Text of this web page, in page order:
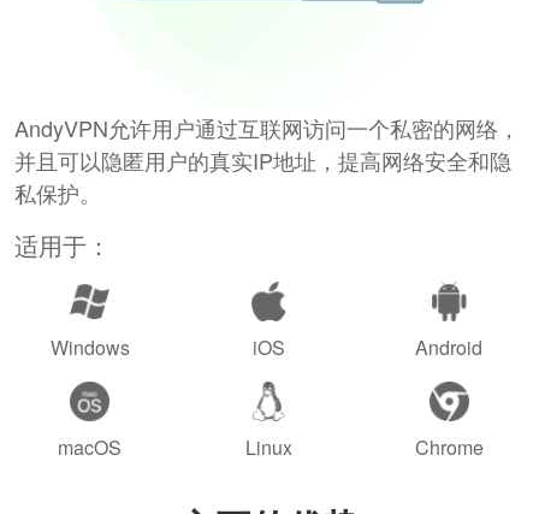
AndyVPN允许用户通过互联网访问一个私密的网络，
并且可以隐匿用户的真实IP地址，提高网络安全和隐
私保护。
适用于：
Windows iOS Android
macOS Linux Chrome